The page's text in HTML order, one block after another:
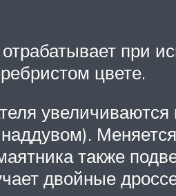
при
цвете.
также
двойные